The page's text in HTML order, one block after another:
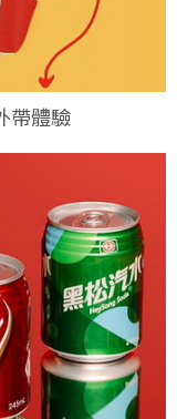
帶體驗